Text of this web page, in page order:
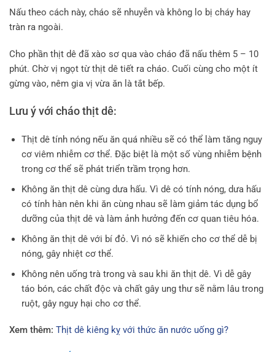
Nấu theo cách này, cháo sẽ nhuyễn và không lo bị cháy hay
tràn ra ngoài.
Cho phần thịt dê đã xào sơ qua vào cháo đã nấu thêm 5 – 10
phút. Chờ vị ngọt từ thịt dê tiết ra cháo. Cuối cùng cho một ít
gừng vào, nêm gia vị vừa ăn là tắt bếp.
Lưu ý với cháo thịt dê:
Thịt dê tính nóng nếu ăn quá nhiều sẽ có thể làm tăng nguy
cơ viêm nhiễm cơ thể. Đặc biệt là một số vùng nhiễm bệnh
trong cơ thể sẽ phát triển trầm trọng hơn.
Không ăn thịt dê cùng dưa hấu. Vì dê có tính nóng, dưa hấu
có tính hàn nên khi ăn cùng nhau sẽ làm giảm tác dụng bổ
dưỡng của thịt dê và làm ảnh hưởng đến cơ quan tiêu hóa.
Không ăn thịt dê với bí đỏ. Vì nó sẽ khiến cho cơ thể dễ bị
nóng, gây nhiệt cơ thể.
Không nên uống trà trong và sau khi ăn thịt dê. Vì dễ gây
táo bón, các chất độc và chất gây ung thư sẽ nằm lâu trong
ruột, gây nguy hại cho cơ thể.
Xem thêm: Thịt dê kiêng kỵ với thức ăn nước uống gì?